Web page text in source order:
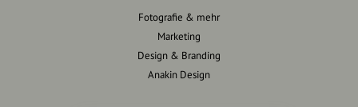
Fotografie & mehr
Marketing
Design & Branding
Anakin Design